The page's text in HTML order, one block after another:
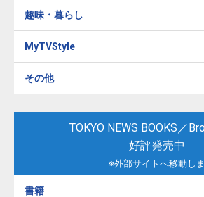
趣味・暮らし
MyTVStyle
その他
TOKYO NEWS BOOKS／
好評発売中
※外部サイトへ移動し
書籍